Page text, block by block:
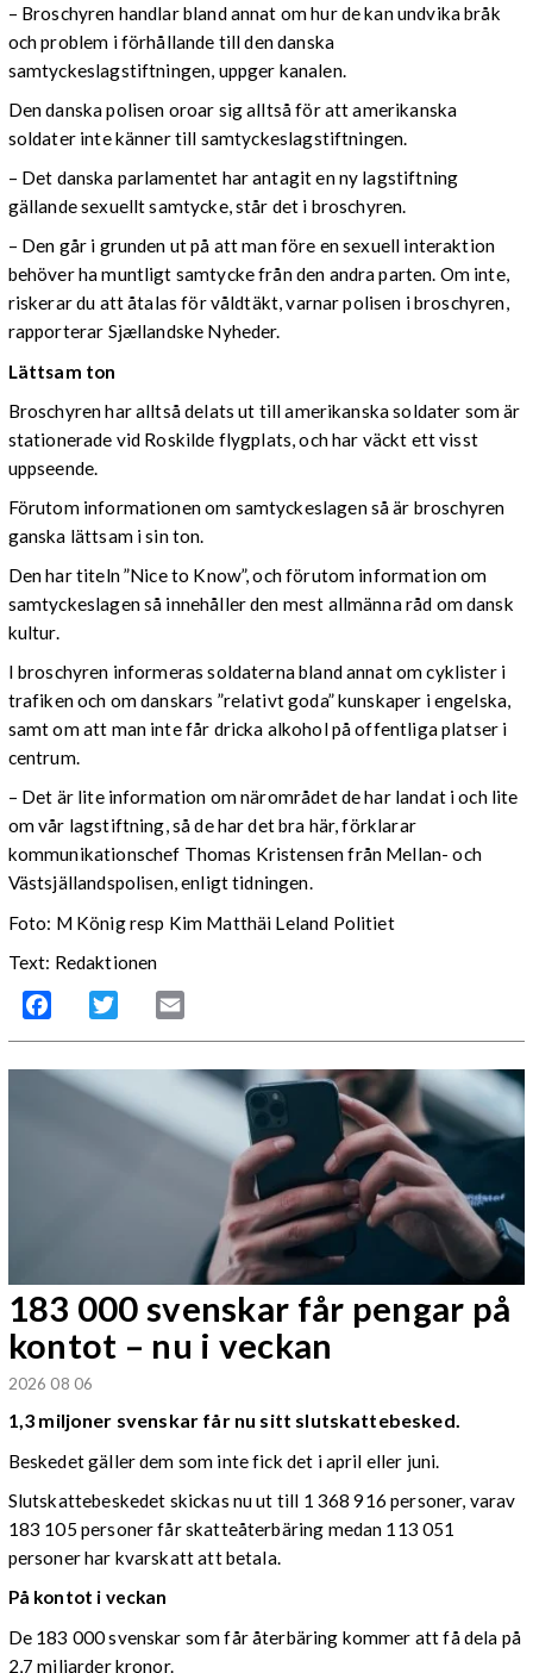
– Broschyren handlar bland annat om hur de kan undvika bråk
och problem i förhållande till den danska
samtyckeslagstiftningen, uppger kanalen.
Den danska polisen oroar sig alltså för att amerikanska
soldater inte känner till samtyckeslagstiftningen.
– Det danska parlamentet har antagit en ny lagstiftning
gällande sexuellt samtycke, står det i broschyren.
– Den går i grunden ut på att man före en sexuell interaktion
behöver ha muntligt samtycke från den andra parten. Om inte,
riskerar du att åtalas för våldtäkt, varnar polisen i broschyren,
rapporterar Sjællandske Nyheder.
Lättsam ton
Broschyren har alltså delats ut till amerikanska soldater som är
stationerade vid Roskilde flygplats, och har väckt ett visst
uppseende.
Förutom informationen om samtyckeslagen så är broschyren
ganska lättsam i sin ton.
Den har titeln ”Nice to Know”, och förutom information om
samtyckeslagen så innehåller den mest allmänna råd om dansk
kultur.
I broschyren informeras soldaterna bland annat om cyklister i
trafiken och om danskars ”relativt goda” kunskaper i engelska,
samt om att man inte får dricka alkohol på offentliga platser i
centrum.
– Det är lite information om närområdet de har landat i och lite
om vår lagstiftning, så de har det bra här, förklarar
kommunikationschef Thomas Kristensen från Mellan- och
Västsjällandspolisen, enligt tidningen.
Foto: M König resp Kim Matthäi Leland Politiet
Text: Redaktionen
Facebook Twitter
183 000 svenskar får pengar på
kontot – nu i veckan
2026 08 06
1,3 miljoner svenskar får nu sitt slutskattebesked.
Beskedet gäller dem som inte fick det i april eller juni.
Slutskattebeskedet skickas nu ut till 1 368 916 personer, varav
183 105 personer får skatteåterbäring medan 113 051
personer har kvarskatt att betala.
På kontot i veckan
De 183 000 svenskar som får återbäring kommer att få dela på
2,7 miljarder kronor.